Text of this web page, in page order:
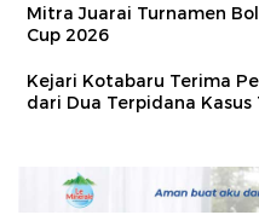
Mitra Juarai Turnamen
Cup 2026
Kejari Kotabaru Terima
dari Dua Terpidana